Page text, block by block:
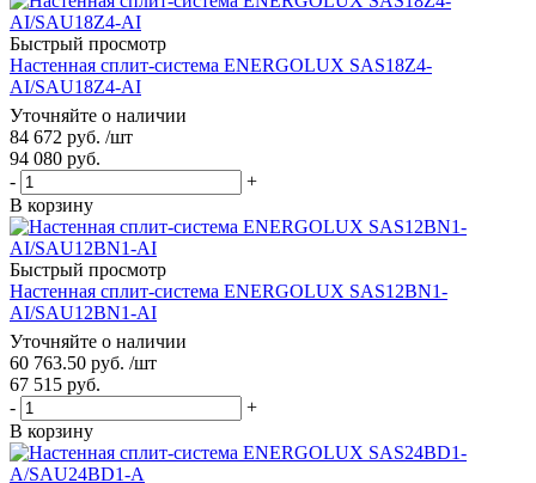
Быстрый просмотр
Настенная сплит-система ENERGOLUX SAS18Z4-
AI/SAU18Z4-AI
Уточняйте о наличии
84 672 руб. /шт
94 080 руб.
-
+
В корзину
Быстрый просмотр
Настенная сплит-система ENERGOLUX SAS12BN1-
AI/SAU12BN1-AI
Уточняйте о наличии
60 763.50 руб. /шт
67 515 руб.
-
+
В корзину